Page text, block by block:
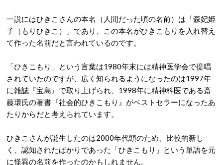
一説にはひきこさんの本名（人間だった頃の名前）は「森妃姫
子（もりひきこ）」であり、この本名がひきこもりを入れ替え
て作った名前だと言われているのです。
「ひきこもり」という言葉は1980年末には精神医学会で提唱
されていたのですが、広く知られるようになったのは1997年
に雑誌『宝島』で取り上げられ、1998年に精神科医である斎
藤環氏の著書『社会的ひきこもり』がベストセラーになったあ
たりからだと考えられています。
ひきこさんが誕生したのは2000年代頭のため、比較的新し
く、認知されたばかりであった「ひきこもり」という単語を元
に怪異の名前を作ったのかもしれません。